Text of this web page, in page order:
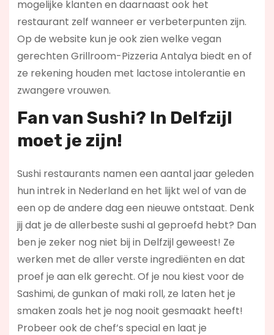
mogelijke klanten en daarnaast ook het
restaurant zelf wanneer er verbeterpunten zijn.
Op de website kun je ook zien welke vegan
gerechten Grillroom-Pizzeria Antalya biedt en of
ze rekening houden met lactose intolerantie en
zwangere vrouwen.
Fan van Sushi? In Delfzijl
moet je zijn!
Sushi restaurants namen een aantal jaar geleden
hun intrek in Nederland en het lijkt wel of van de
een op de andere dag een nieuwe ontstaat. Denk
jij dat je de allerbeste sushi al geproefd hebt? Dan
ben je zeker nog niet bij in Delfzijl geweest! Ze
werken met de aller verste ingrediënten en dat
proef je aan elk gerecht. Of je nou kiest voor de
Sashimi, de gunkan of maki roll, ze laten het je
smaken zoals het je nog nooit gesmaakt heeft!
Probeer ook de chef’s special en laat je